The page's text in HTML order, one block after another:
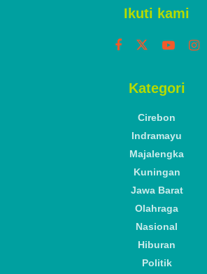
Ikuti kami
Kategori
Cirebon
Indramayu
Majalengka
Kuningan
Jawa Barat
Olahraga
Nasional
Hiburan
Politik